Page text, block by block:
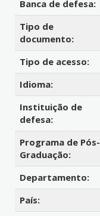
Banca de defesa:
Tipo de
documento:
Tipo de acesso:
Idioma:
Instituição de
defesa:
Programa de Pós-
Graduação:
Departamento:
País: